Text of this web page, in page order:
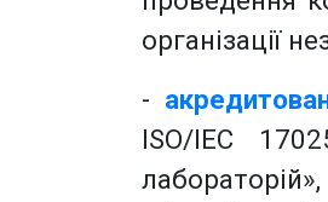
організації
-
ISO/IEC